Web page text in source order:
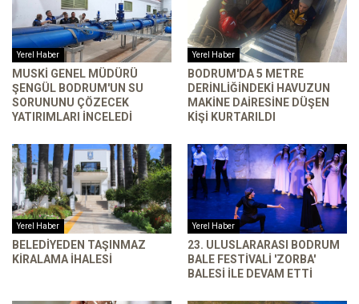
Yerel Haber
MUSKİ GENEL MÜDÜRÜ
ŞENGÜL BODRUM'UN SU
SORUNUNU ÇÖZECEK
YATIRIMLARI INCELEDI
Yerel Haber
BODRUM'DA 5 METRE
DERINLIĞINDEKI HAVUZUN
MAKINE DAIRESINE DÜŞEN
KIŞI KURTARILDI
Yerel Haber
BELEDIYEDEN TAŞINMAZ
KIRALAMA İHALESI
Yerel Haber
23. ULUSLARARASI BODRUM
BALE FESTIVALI 'ZORBA'
BALESI ILE DEVAM ETTI